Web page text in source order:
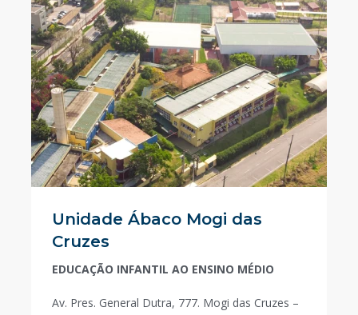
Unidade Ábaco Mogi das
Cruzes
EDUCAÇÃO INFANTIL AO ENSINO MÉDIO
Av. Pres. General Dutra, 777. Mogi das Cruzes –